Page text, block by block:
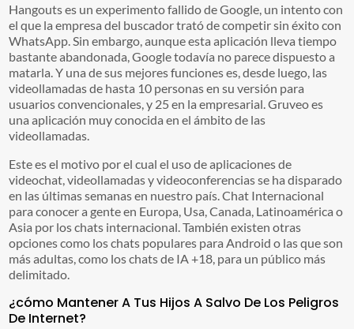
Hangouts es un experimento fallido de Google, un intento con
el que la empresa del buscador trató de competir sin éxito con
WhatsApp. Sin embargo, aunque esta aplicación lleva tiempo
bastante abandonada, Google todavía no parece dispuesto a
matarla. Y una de sus mejores funciones es, desde luego, las
videollamadas de hasta 10 personas en su versión para
usuarios convencionales, y 25 en la empresarial. Gruveo es
una aplicación muy conocida en el ámbito de las
videollamadas.
Este es el motivo por el cual el uso de aplicaciones de
videochat, videollamadas y videoconferencias se ha disparado
en las últimas semanas en nuestro país. Chat Internacional
para conocer a gente en Europa, Usa, Canada, Latinoamérica o
Asia por los chats internacional. También existen otras
opciones como los chats populares para Android o las que son
más adultas, como los chats de IA +18, para un público más
delimitado.
¿cómo Mantener A Tus Hijos A Salvo De Los Peligros
De Internet?